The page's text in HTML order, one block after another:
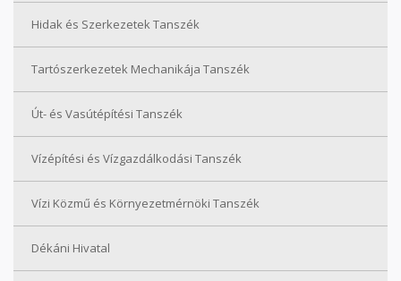
Hidak és Szerkezetek Tanszék
Tartószerkezetek Mechanikája Tanszék
Út- és Vasútépítési Tanszék
Vízépítési és Vízgazdálkodási Tanszék
Vízi Közmű és Környezetmérnöki Tanszék
Dékáni Hivatal